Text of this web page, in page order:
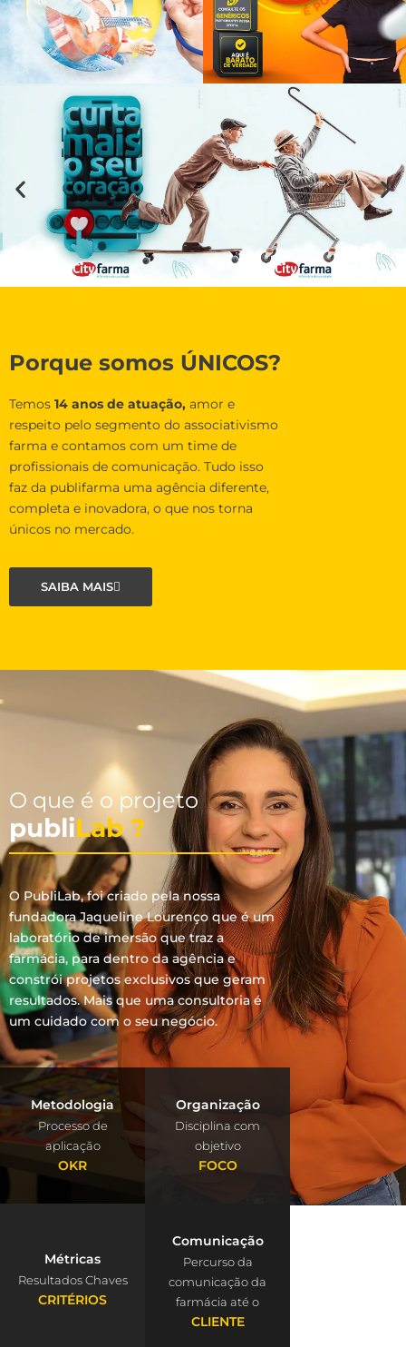
Porque somos ÚNICOS?
Temos 14 anos de atuação, amor e
respeito pelo segmento do associativismo
farma e contamos com um time de
profissionais de comunicação. Tudo isso
faz da publifarma uma agência diferente,
completa e inovadora, o que nos torna
únicos no mercado.
SAIBA MAIS
O que é o projeto
publiLab ?
O PubliLab, foi criado pela nossa
fundadora Jaqueline Lourenço que é um
laboratório de imersão que traz a
farmácia, para dentro da agência e
constrói projetos exclusivos que geram
resultados. Mais que uma consultoria é
um cuidado com o seu negócio.
Metodologia
Processo de
aplicação
OKR
Organização
Disciplina com
objetivo
FOCO
Métricas
Resultados Chaves
CRITÉRIOS
Comunicação
Percurso da
comunicação da
farmácia até o
CLIENTE